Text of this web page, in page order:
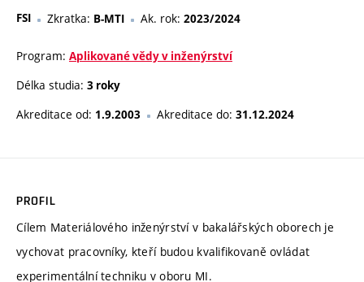
FSI Zkratka: B-MTI Ak. rok: 2023/2024
Program: Aplikované vědy v inženýrství
Délka studia: 3 roky
Akreditace od: 1.9.2003 Akreditace do: 31.12.2024
PROFIL
Cílem Materiálového inženýrství v bakalářských oborech je
vychovat pracovníky, kteří budou kvalifikovaně ovládat
experimentální techniku v oboru MI.